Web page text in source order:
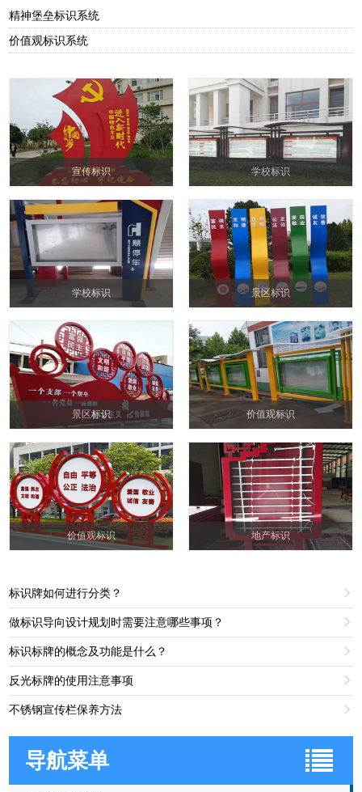
精神堡垒标识系统
价值观标识系统
宣传标识 学校标识
学校标识 景区标识
景区标识 价值观标识
价值观标识 地产标识
标识牌如何进行分类？ 
做标识导向设计规划时需要注意哪些事项？ 
标识标牌的概念及功能是什么？ 
反光标牌的使用注意事项 
不锈钢宣传栏保养方法 
导航菜单